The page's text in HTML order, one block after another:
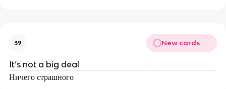
39 New cards
It’s not a big deal
Ничего страшного